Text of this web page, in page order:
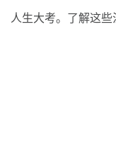
人生大考。了解这些